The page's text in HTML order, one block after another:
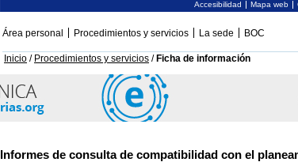
Accesibilidad Mapa web
Área personal Procedimientos y servicios La sede BOC
Inicio / Procedimientos y servicios / Ficha de información
Informes de consulta de compatibilidad con el